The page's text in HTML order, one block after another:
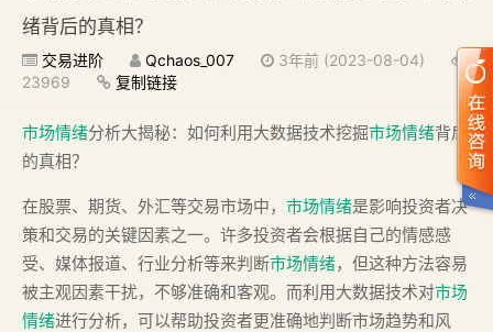
绪背后的真相？
交易进阶 Qchaos_007
3年前 (2023-08-04)
23969
复制链接
市场情绪分析大揭秘：如何利用大数据技术挖掘市场情绪背后
的真相？
在股票、期货、外汇等交易市场中， 市场情绪是影响投资者决
策和交易的关键因素之一。许多投资者会根据自己的情感感
受、媒体报道、行业分析等来判断市场情绪，但这种方法容易
被主观因素干扰，不够准确和客观。而利用大数据技术对市场
情绪进行分析，可以帮助投资者更准确地判断市场趋势和风